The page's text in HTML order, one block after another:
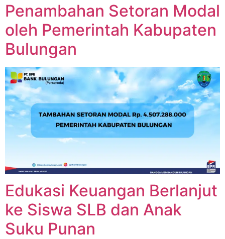
Penambahan Setoran Modal
oleh Pemerintah Kabupaten
Bulungan
Edukasi Keuangan Berlanjut
ke Siswa SLB dan Anak
Suku Punan